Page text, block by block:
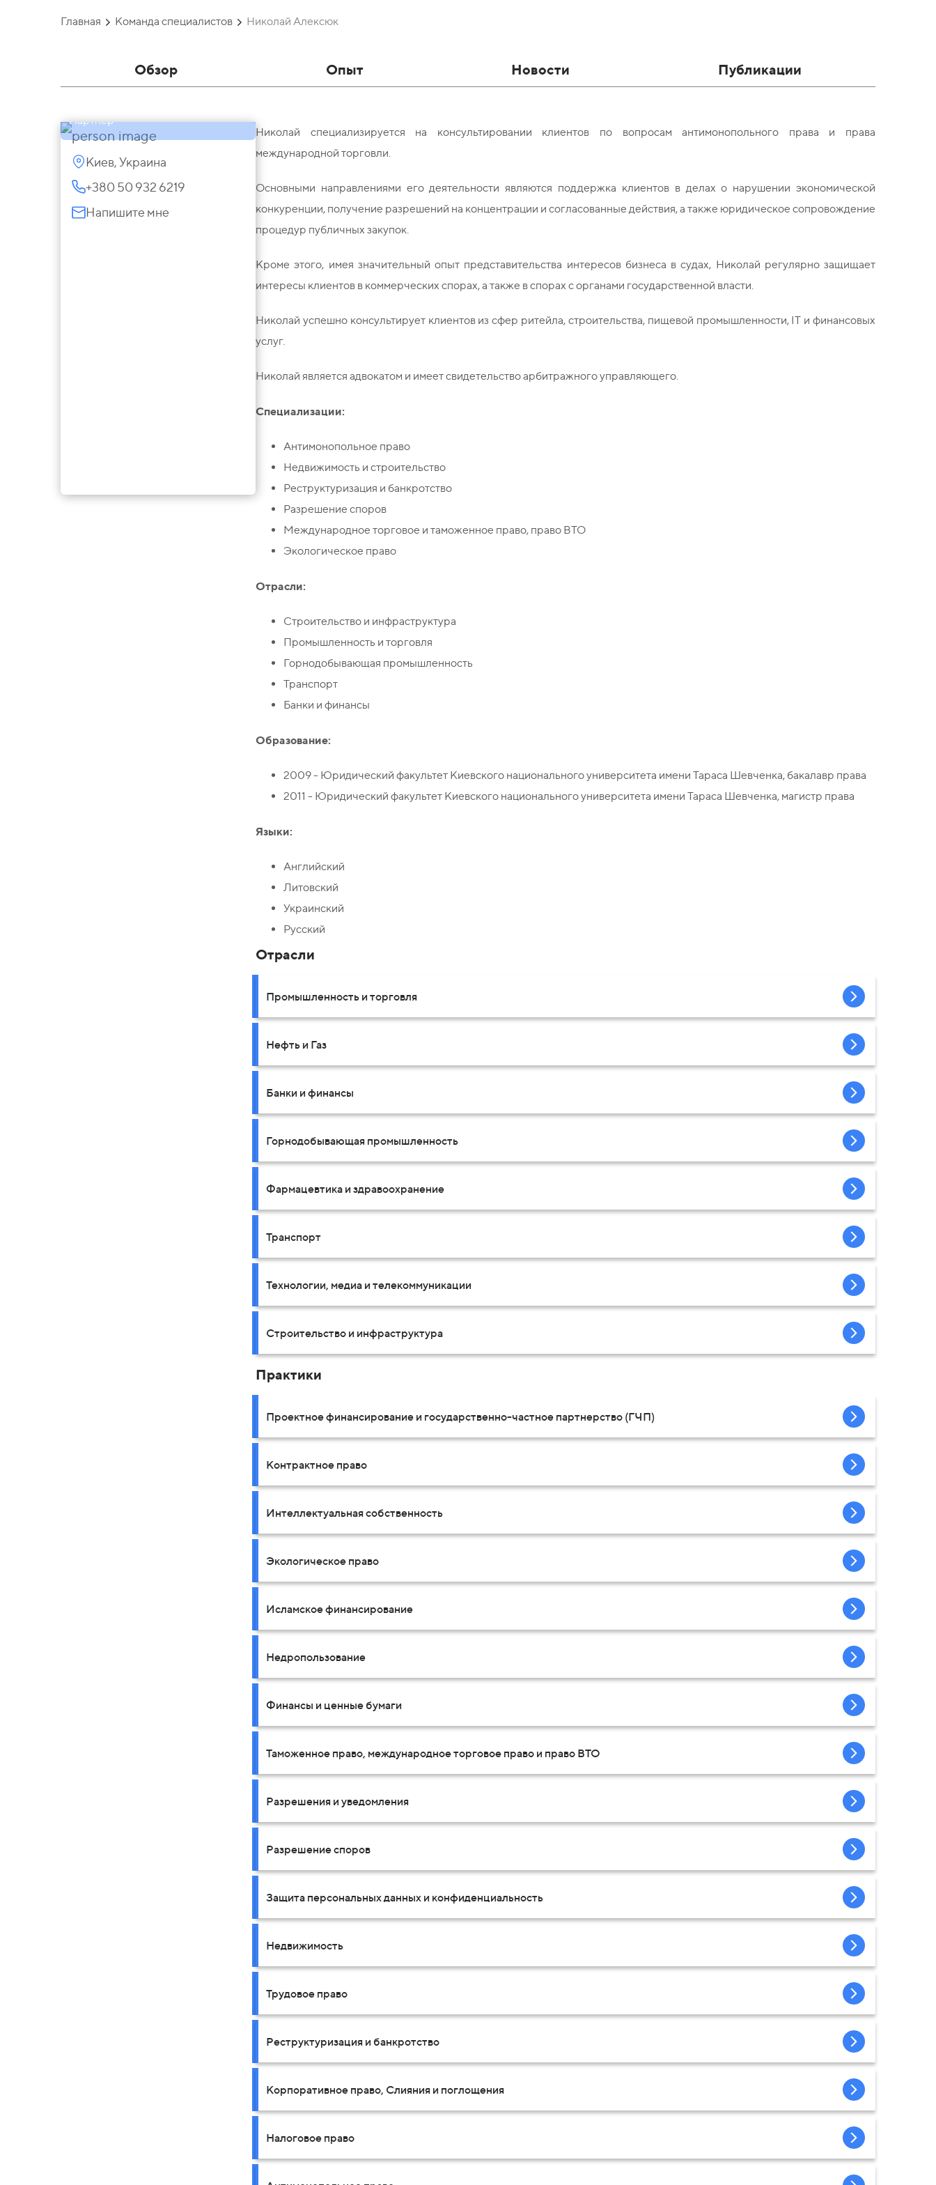
Главная Команда специалистов Николай Алексюк
Обзор Опыт Новости
Публикации
Партнер
Киев, Украина
+380 50 932 6219
Напишите мне
Николай специализируется на консультировании клиентов по вопросам антимонопольного права и права
международной торговли.
Основными направлениями его деятельности являются поддержка клиентов в делах о нарушении экономической
конкуренции, получение разрешений на концентрации и согласованные действия, а также юридическое сопровождение
процедур публичных закупок.
Кроме этого, имея значительный опыт представительства интересов бизнеса в судах, Николай регулярно защищает
интересы клиентов в коммерческих спорах, а также в спорах с органами государственной власти.
Николай успешно консультирует клиентов из сфер ритейла, строительства, пищевой промышленности, IT и финансовых
услуг.
Николай является адвокатом и имеет свидетельство арбитражного управляющего.
Специализации:
Антимонопольное право
Недвижимость и строительство
Реструктуризация и банкротство
Разрешение споров
Международное торговое и таможенное право, право ВТО
Экологическое право
Отрасли:
Строительство и инфраструктура
Промышленность и торговля
Горнодобывающая промышленность
Транспорт
Банки и финансы
Образование:
2009 - Юридический факультет Киевского национального университета имени Тараса Шевченка, бакалавр права
2011 - Юридический факультет Киевского национального университета имени Тараса Шевченка, магистр права
Языки:
Английский
Литовский
Украинский
Русский
Отрасли
Промышленность и торговля
Нефть и Газ
Банки и финансы
Горнодобывающая промышленность
Фармацевтика и здравоохранение
Транспорт
Технологии, медиа и телекоммуникации
Строительство и инфраструктура
Практики
Проектное финансирование и государственно-частное партнерство (ГЧП)
Контрактное право
Интеллектуальная собственность
Экологическое право
Исламское финансирование
Недропользование
Финансы и ценные бумаги
Таможенное право, международное торговое право и право ВТО
Разрешения и уведомления
Разрешение споров
Защита персональных данных и конфиденциальность
Недвижимость
Трудовое право
Реструктуризация и банкротство
Корпоративное право, Слияния и поглощения
Налоговое право